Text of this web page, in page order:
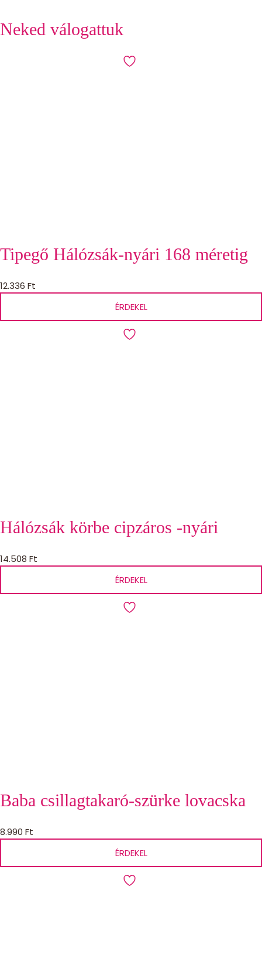
Neked válogattuk
Tipegő Hálózsák-nyári 168 méretig
12.336 Ft
ÉRDEKEL
Hálózsák körbe cipzáros -nyári
14.508 Ft
ÉRDEKEL
Baba csillagtakaró-szürke lovacska
8.990 Ft
ÉRDEKEL